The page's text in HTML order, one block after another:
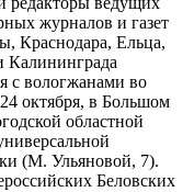
журналов и газет
Краснодара, Ельца,
с вологжанами во
октября, в Большом
областной
(М. Ульяновой, 7).
Беловских